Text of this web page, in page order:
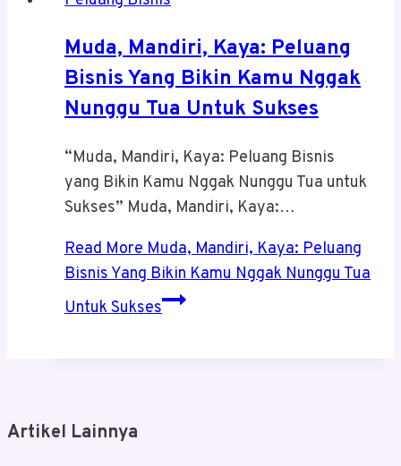
Muda, Mandiri, Kaya: Peluang
Bisnis Yang Bikin Kamu Nggak
Nunggu Tua Untuk Sukses
“Muda, Mandiri, Kaya: Peluang Bisnis
yang Bikin Kamu Nggak Nunggu Tua untuk
Sukses” Muda, Mandiri, Kaya:…
Read MoreMuda, Mandiri, Kaya: Peluang
Bisnis Yang Bikin Kamu Nggak Nunggu Tua
Untuk Sukses
Artikel Lainnya